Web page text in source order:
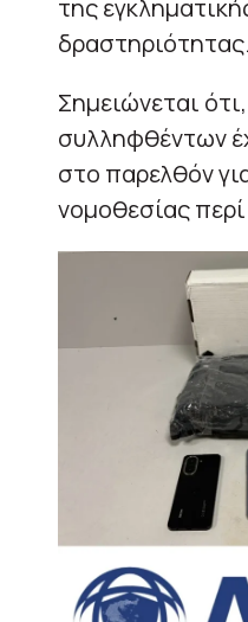
της
δραστηριότητας.
Σημειώνεται
συλληφθέντων
στο παρελθόν
νομοθεσίας